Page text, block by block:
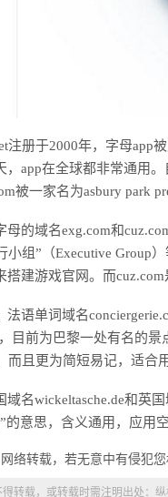
注册于2000年，字母app
，app在全球都非常通用
被一家名为asbury park
母的域名exg.com和
小组”（Executive Group
建游戏官网。而cuz.com
法语单词域名
目前为巴黎一处有名的
而且更为简短易记，适合
域名wickeltasche.de和英
的意思，含义通用，应用空
络转载，若无意中有侵犯
转载，或转载时需注明出处： 纵